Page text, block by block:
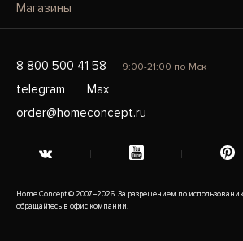
Магазины
8 800 500 41 58 9:00-21:00 по Мск
telegram
Max
order@homeconcept.ru
Home Concept © 2007–2026. За разрешением по
обращайтесь в офис компании.